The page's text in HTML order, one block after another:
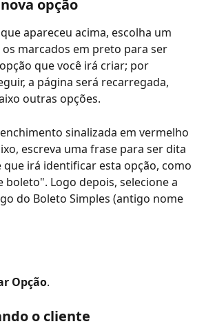
opção
apareceu acima, escolha um
marcados em preto para ser
que você irá criar; por
a página será recarregada,
outras opções.
sinalizada em vermelho
escreva uma frase para ser dita
que irá identificar esta opção, como
boleto". Logo depois, selecione a
do Boleto Simples (antigo nome
Opção.
o cliente